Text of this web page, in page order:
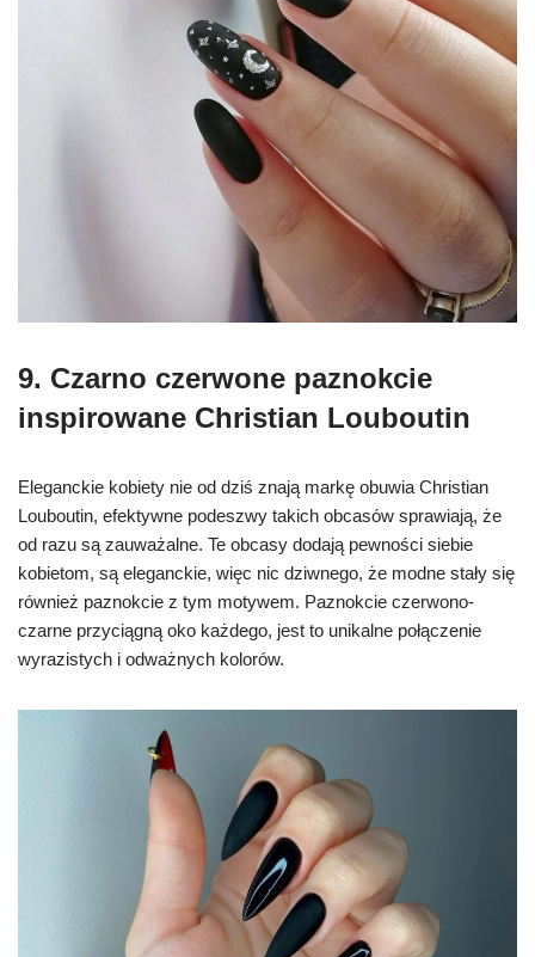
9. Czarno czerwone paznokcie
inspirowane Christian Louboutin
Eleganckie kobiety nie od dziś znają markę obuwia Christian
Louboutin, efektywne podeszwy takich obcasów sprawiają, że
od razu są zauważalne. Te obcasy dodają pewności siebie
kobietom, są eleganckie, więc nic dziwnego, że modne stały się
również paznokcie z tym motywem. Paznokcie czerwono-
czarne przyciągną oko każdego, jest to unikalne połączenie
wyrazistych i odważnych kolorów.